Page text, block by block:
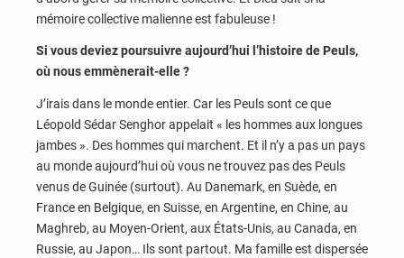
mémoire collective malienne est fabuleuse !
Si vous deviez poursuivre aujourd’hui l’histoire de Peuls,
où nous emmènerait-elle ?
J’irais dans le monde entier. Car les Peuls sont ce que
Léopold Sédar Senghor appelait « les hommes aux longues
jambes ». Des hommes qui marchent. Et il n’y a pas un pays
au monde aujourd’hui où vous ne trouvez pas des Peuls
venus de Guinée (surtout). Au Danemark, en Suède, en
France en Belgique, en Suisse, en Argentine, en Chine, au
Maghreb, au Moyen-Orient, aux États-Unis, au Canada, en
Russie, au Japon… Ils sont partout. Ma famille est dispersée